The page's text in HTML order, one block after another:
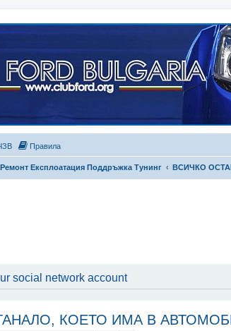
Правила
Ремонт Експлоатация Поддръжка Тунинг ВСИЧКО
social network account
КОЕТО ИМА В